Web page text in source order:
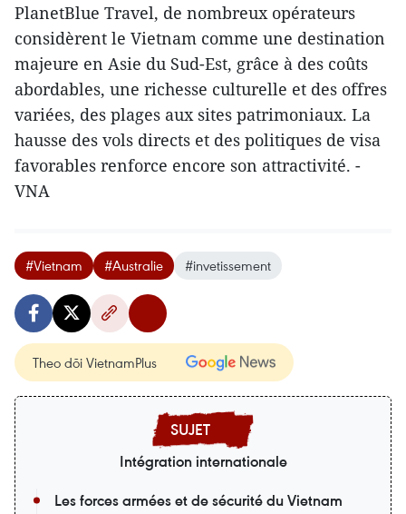
PlanetBlue Travel, de nombreux opérateurs
considèrent le Vietnam comme une destination
majeure en Asie du Sud-Est, grâce à des coûts
abordables, une richesse culturelle et des offres
variées, des plages aux sites patrimoniaux. La
hausse des vols directs et des politiques de visa
favorables renforce encore son attractivité. -
VNA
#Vietnam #Australie #invetissement
Theo dõi VietnamPlus
Intégration internationale
Les forces armées et de sécurité du Vietnam